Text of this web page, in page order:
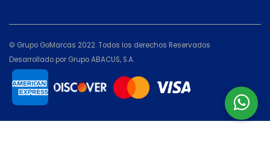
© Grupo GoMarcas 2022. Todos los derechos Reservados
Desarrollado por Grupo ABACUS, S.A.